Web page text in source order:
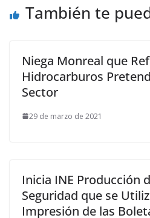
También te
Niega Monreal que
Hidrocarburos
Sector
29 de marzo de 2021
Inicia INE Producción
Seguridad que se
Impresión de las